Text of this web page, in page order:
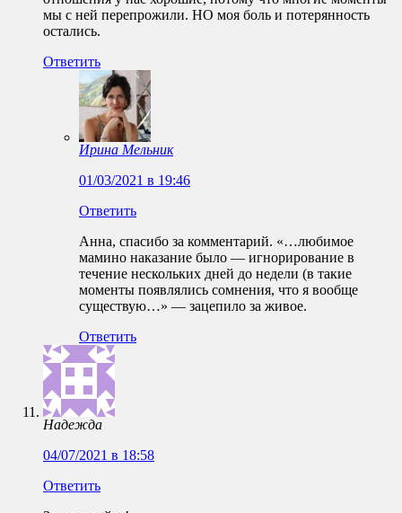
мы с ней перепрожили. НО моя боль и потерянность
остались.
Ответить
Ирина Мельник
01/03/2021 в 19:46
Ответить
Анна, спасибо за комментарий. «…любимое
мамино наказание было — игнорирование в
течение нескольких дней до недели (в такие
моменты появлялись сомнения, что я вообще
существую…» — зацепило за живое.
Ответить
Надежда
04/07/2021 в 18:58
Ответить